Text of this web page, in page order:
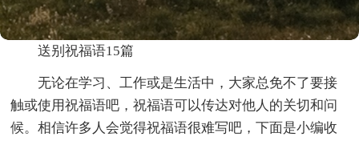
送别祝福语15篇
无论在学习、工作或是生活中，大家总免不了要接
触或使用祝福语吧，祝福语可以传达对他人的关切和问
候。相信许多人会觉得祝福语很难写吧，下面是小编收